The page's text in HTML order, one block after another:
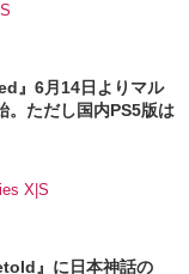
』6月14日よりマル
。ただし国内PS5版は
X|S
』に日本神話の